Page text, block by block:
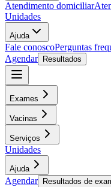
Atendimento domiciliar
Unidades
Ajuda
Fale conoscoPerguntas
Agendar
Resultados
Exames
Vacinas
Serviços
Unidades
Ajuda
Agendar Resultados de